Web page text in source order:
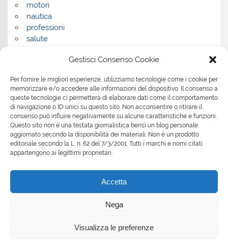
Gestisci Consenso Cookie
Per fornire le migliori esperienze, utilizziamo tecnologie come i cookie per
memorizzare e/o accedere alle informazioni del dispositivo. Il consenso a
queste tecnologie ci permetterà di elaborare dati come il comportamento
di navigazione o ID unici su questo sito. Non acconsentire o ritirare il
consenso può influire negativamente su alcune caratteristiche e funzioni.
Questo sito non è una testata giornalistica bensì un blog personale
aggiornato secondo la disponibilità dei materiali. Non è un prodotto
editoriale secondo la L. n. 62 del 7/3/2001. Tutti i marchi e nomi citati
appartengono ai legittimi proprietari.
Accetta
Nega
Visualizza le preferenze
motori
nautica
professioni
salute
servizi per le aziende
shopping
sport
Tech
tecnologia
travel
Uncategorized
web
wedding